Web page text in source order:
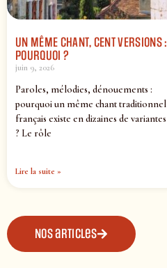
UN MÊME CHANT, CENT VERSIONS :
POURQUOI ?
juin 9, 2026
Paroles, mélodies, dénouements :
pourquoi un même chant traditionnel
français existe en dizaines de variantes
? Le rôle
Lire la suite »
Nos articles